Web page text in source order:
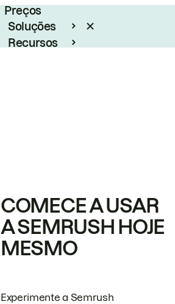
Preços
Soluções
Recursos
COMECE A USAR
A SEMRUSH HOJE
MESMO
Experimente a Semrush